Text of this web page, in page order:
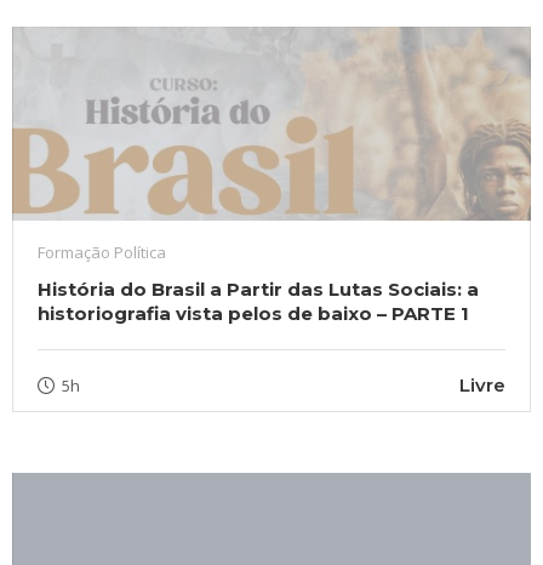
Formação Política
História do Brasil a Partir das Lutas Sociais: a
historiografia vista pelos de baixo – PARTE 1
5h Livre